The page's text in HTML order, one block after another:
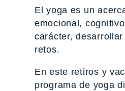
El yoga es un
emocional,
carácter,
retos.
En este retiros y
programa de yoga